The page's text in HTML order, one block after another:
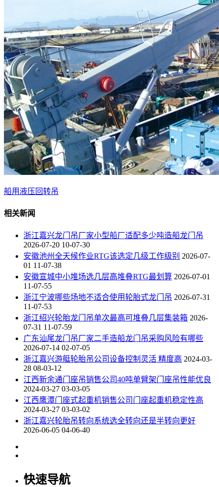
船用液压回转吊
相关新闻
浙江嘉兴龙门吊厂家小型船厂适配多少吨造船龙门吊
2026-07-20 10-07-30
安徽池州全天候作业RTG该选定几级工作级别 2026-07-
01 11-07-38
安徽宣城中小堆场选几层高堆叠RTG最划算 2026-07-01
11-07-55
浙江宁波哪些场地不适合使用轮胎式龙门吊 2026-07-31
11-07-53
浙江绍兴轮胎龙门吊单次最高可堆叠几层集装箱 2026-
07-31 11-07-59
广东汕尾龙门吊厂家二手造船龙门吊采购风险有哪些
2026-07-14 02-07-05
浙江嘉兴游艇轮胎吊公司设备控制灵活 精度高 2024-03-
28 08-03-12
江西新余通门座吊销售公司40吨单臂架门座吊性能优良
2024-03-27 03-03-05
江西鹰潭门座式起重机销售公司门座起重机稳定性高
2024-03-27 03-03-02
浙江嘉兴轮胎吊转向系统选全转向还是半转向更好
2026-06-05 04-06-40
快速导航